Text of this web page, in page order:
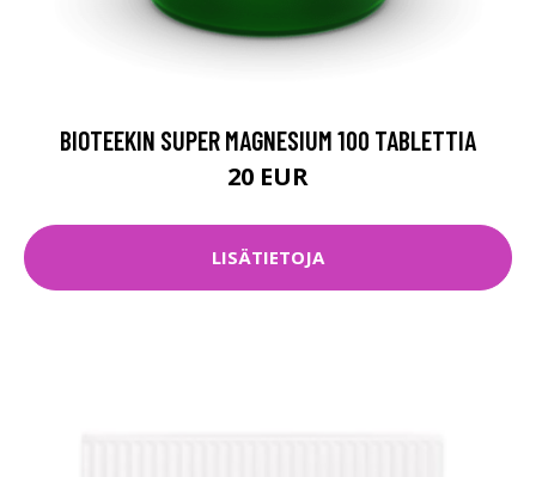
BIOTEEKIN SUPER MAGNESIUM 100 TABLETTIA
20 EUR
LISÄTIETOJA